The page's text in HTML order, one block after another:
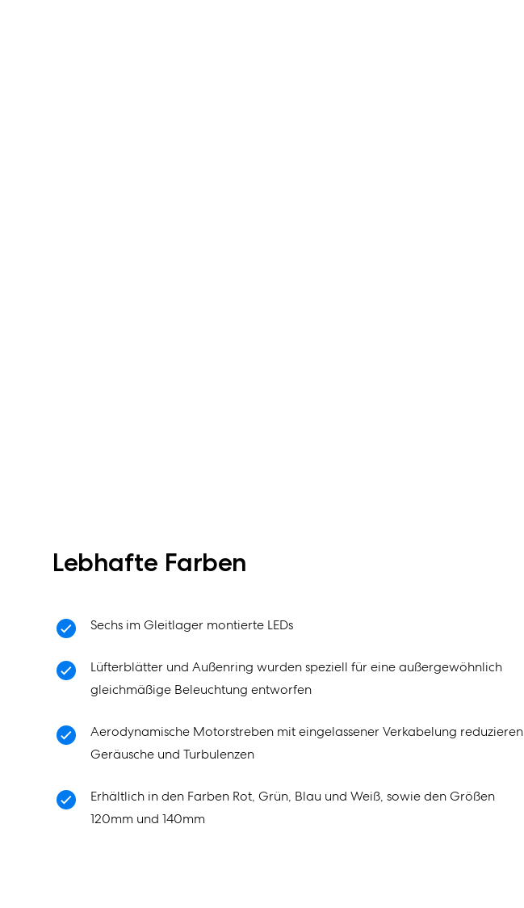
Lebhafte Farben
Sechs im Gleitlager montierte LEDs
Lüfterblätter und Außenring wurden speziell für eine außergewöhnlich
gleichmäßige Beleuchtung entworfen
Aerodynamische Motorstreben mit eingelassener Verkabelung reduzieren
Geräusche und Turbulenzen
Erhältlich in den Farben Rot, Grün, Blau und Weiß, sowie den Größen
120mm und 140mm